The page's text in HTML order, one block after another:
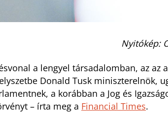
Nyitókép:
a lengyel társadalomban, az az
Donald Tusk miniszterelnök,
a korábban a Jog és
– írta meg a Financial Times.